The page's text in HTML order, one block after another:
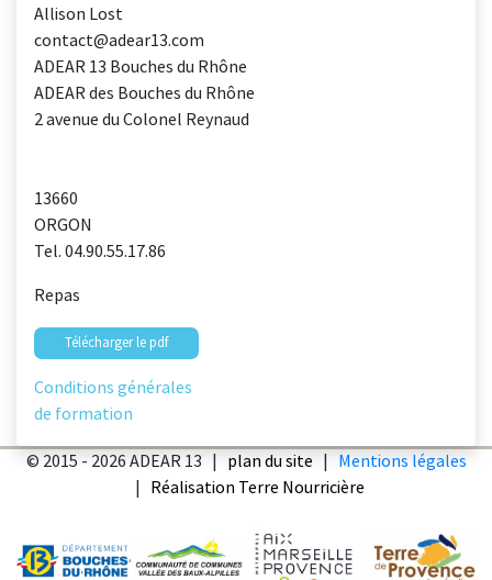
Allison Lost
contact@adear13.com
ADEAR 13 Bouches du Rhône
ADEAR des Bouches du Rhône
2 avenue du Colonel Reynaud
13660
ORGON
Tel. 04.90.55.17.86
Repas
Télécharger le pdf
Conditions générales
de formation
© 2015 - 2026 ADEAR 13 | plan du site
Mentions légales
Réalisation Terre Nourricière